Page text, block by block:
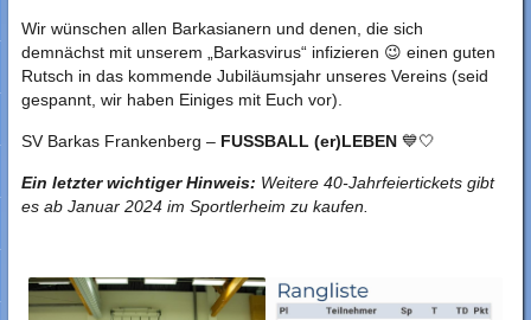
Wir wünschen allen Barkasianern und denen, die sich
demnächst mit unserem „Barkasvirus“ infizieren 😉 einen guten
Rutsch in das kommende Jubiläumsjahr unseres Vereins (seid
gespannt, wir haben Einiges mit Euch vor).
SV Barkas Frankenberg – FUSSBALL (er)LEBEN💙🤍
Ein letzter wichtiger Hinweis: Weitere 40-Jahrfeiertickets gibt
es ab Januar 2024 im Sportlerheim zu kaufen.